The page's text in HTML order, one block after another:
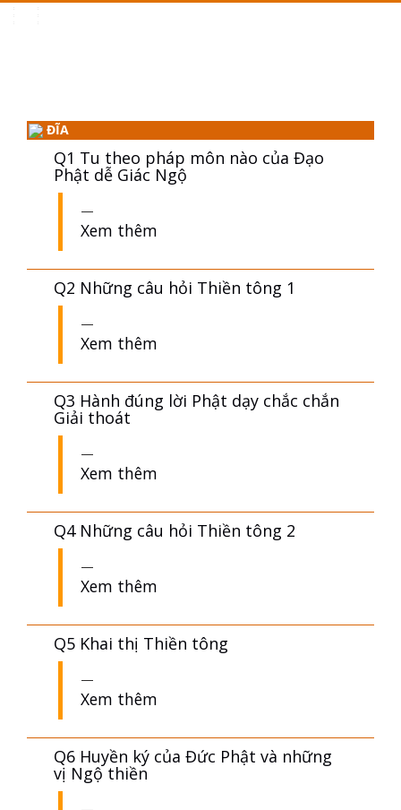
ĐĨA
Q1 Tu theo pháp môn nào của Đạo
Phật dễ Giác Ngộ
Xem thêm
Q2 Những câu hỏi Thiền tông 1
Xem thêm
Q3 Hành đúng lời Phật dạy chắc chắn
Giải thoát
Xem thêm
Q4 Những câu hỏi Thiền tông 2
Xem thêm
Q5 Khai thị Thiền tông
Xem thêm
Q6 Huyền ký của Đức Phật và những
vị Ngộ thiền